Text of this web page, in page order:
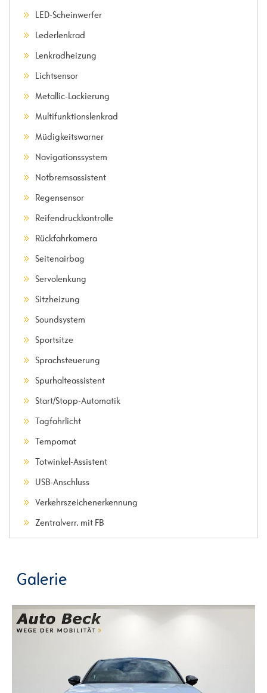
LED-Scheinwerfer
Lederlenkrad
Lenkradheizung
Lichtsensor
Metallic-Lackierung
Multifunktionslenkrad
Müdigkeitswarner
Navigationssystem
Notbremsassistent
Regensensor
Reifendruckkontrolle
Rückfahrkamera
Seitenairbag
Servolenkung
Sitzheizung
Soundsystem
Sportsitze
Sprachsteuerung
Spurhalteassistent
Start/Stopp-Automatik
Tagfahrlicht
Tempomat
Totwinkel-Assistent
USB-Anschluss
Verkehrszeichenerkennung
Zentralverr. mit FB
Galerie